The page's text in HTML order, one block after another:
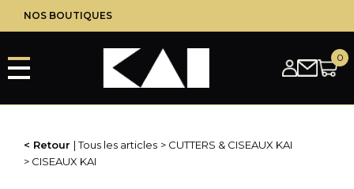
principal
NOS BOUTIQUES
CISEAUX DE CUISINE KAI
LES SERVICES/PRESTATIONS
AIGUISAGE ACCESSOIRES ET OUTILLAGE
AIGUISAGE DE CISEAUX
PRESTATION DE SERVICE
Retour Tous les articles
CUTTERS & CISEAUX KAI
CISEAUX KAI